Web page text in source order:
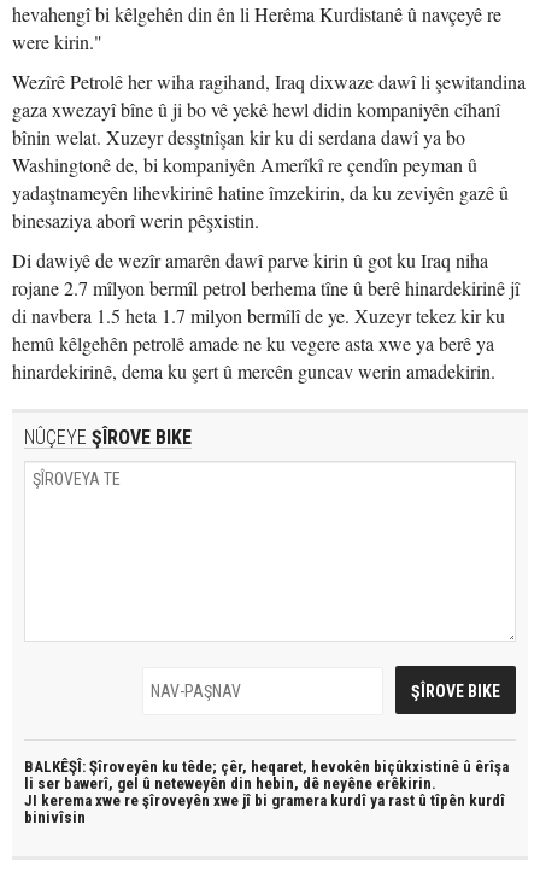
hevahengî bi kêlgehên din ên li Herêma Kurdistanê û navçeyê re
were kirin."
Wezîrê Petrolê her wiha ragihand, Iraq dixwaze dawî li şewitandina
gaza xwezayî bîne û ji bo vê yekê hewl didin kompaniyên cîhanî
bînin welat. Xuzeyr desştnîşan kir ku di serdana dawî ya bo
Washingtonê de, bi kompaniyên Amerîkî re çendîn peyman û
yadaştnameyên lihevkirinê hatine îmzekirin, da ku zeviyên gazê û
binesaziya aborî werin pêşxistin.
Di dawiyê de wezîr amarên dawî parve kirin û got ku Iraq niha
rojane 2.7 mîlyon bermîl petrol berhema tîne û berê hinardekirinê jî
di navbera 1.5 heta 1.7 milyon bermîlî de ye. Xuzeyr tekez kir ku
hemû kêlgehên petrolê amade ne ku vegere asta xwe ya berê ya
hinardekirinê, dema ku şert û mercên guncav werin amadekirin.
NÛÇEYE ŞÎROVE BIKE
BALKÊŞÎ: Şîroveyên ku têde; çêr, heqaret, hevokên biçûkxistinê û êrîşa
li ser bawerî, gel û neteweyên din hebin, dê neyêne erêkirin.
JI kerema xwe re şîroveyên xwe jî bi gramera kurdî ya rast û tîpên kurdî
binivîsin